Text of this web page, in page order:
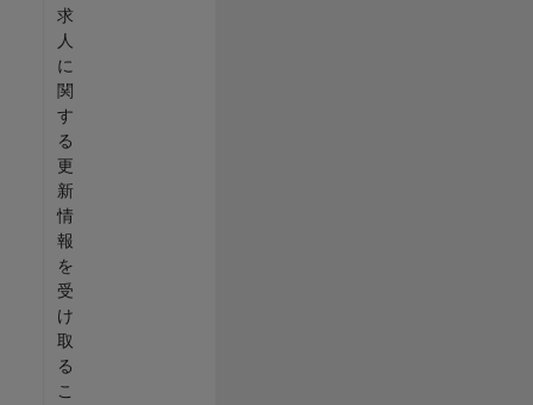
求
人
に
関
す
る
更
新
情
報
を
受
け
取
る
こ